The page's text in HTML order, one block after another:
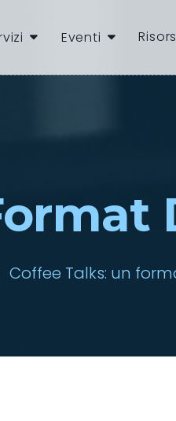
Eventi
Coffee Talks: un